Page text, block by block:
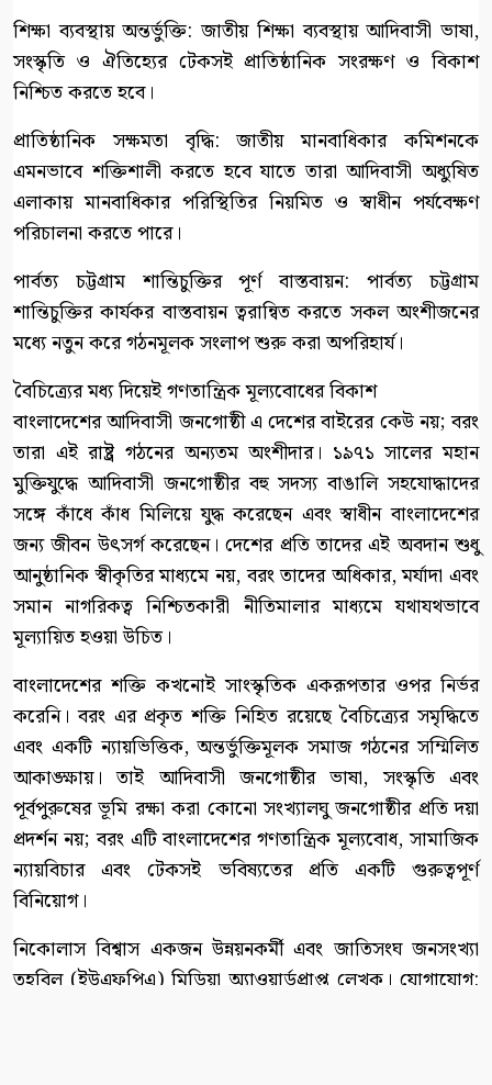
শিক্ষা ব্যবস্থায় অন্তর্ভুক্তি: জাতীয় শিক্ষা ব্যবস্থায় আদিবাসী ভাষা,
সংস্কৃতি ও ঐতিহ্যের টেকসই প্রাতিষ্ঠানিক সংরক্ষণ ও বিকাশ
নিশ্চিত করতে হবে।
প্রাতিষ্ঠানিক সক্ষমতা বৃদ্ধি: জাতীয় মানবাধিকার কমিশনকে
এমনভাবে শক্তিশালী করতে হবে যাতে তারা আদিবাসী অধ্যুষিত
এলাকায় মানবাধিকার পরিস্থিতির নিয়মিত ও স্বাধীন পর্যবেক্ষণ
পরিচালনা করতে পারে।
পার্বত্য চট্টগ্রাম শান্তিচুক্তির পূর্ণ বাস্তবায়ন: পার্বত্য চট্টগ্রাম
শান্তিচুক্তির কার্যকর বাস্তবায়ন ত্বরান্বিত করতে সকল অংশীজনের
মধ্যে নতুন করে গঠনমূলক সংলাপ শুরু করা অপরিহার্য।
বৈচিত্র্যের মধ্য দিয়েই গণতান্ত্রিক মূল্যবোধের বিকাশ
বাংলাদেশের আদিবাসী জনগোষ্ঠী এ দেশের বাইরের কেউ নয়; বরং
তারা এই রাষ্ট্র গঠনের অন্যতম অংশীদার। ১৯৭১ সালের মহান
মুক্তিযুদ্ধে আদিবাসী জনগোষ্ঠীর বহু সদস্য বাঙালি সহযোদ্ধাদের
সঙ্গে কাঁধে কাঁধ মিলিয়ে যুদ্ধ করেছেন এবং স্বাধীন বাংলাদেশের
জন্য জীবন উৎসর্গ করেছেন। দেশের প্রতি তাদের এই অবদান শুধু
আনুষ্ঠানিক স্বীকৃতির মাধ্যমে নয়, বরং তাদের অধিকার, মর্যাদা এবং
সমান নাগরিকত্ব নিশ্চিতকারী নীতিমালার মাধ্যমে যথাযথভাবে
মূল্যায়িত হওয়া উচিত।
বাংলাদেশের শক্তি কখনোই সাংস্কৃতিক একরূপতার ওপর নির্ভর
করেনি। বরং এর প্রকৃত শক্তি নিহিত রয়েছে বৈচিত্র্যের সমৃদ্ধিতে
এবং একটি ন্যায়ভিত্তিক, অন্তর্ভুক্তিমূলক সমাজ গঠনের সম্মিলিত
আকাঙ্ক্ষায়। তাই আদিবাসী জনগোষ্ঠীর ভাষা, সংস্কৃতি এবং
পূর্বপুরুষের ভূমি রক্ষা করা কোনো সংখ্যালঘু জনগোষ্ঠীর প্রতি দয়া
প্রদর্শন নয়; বরং এটি বাংলাদেশের গণতান্ত্রিক মূল্যবোধ, সামাজিক
ন্যায়বিচার এবং টেকসই ভবিষ্যতের প্রতি একটি গুরুত্বপূর্ণ
বিনিয়োগ।
নিকোলাস বিশ্বাস একজন উন্নয়নকর্মী এবং জাতিসংঘ জনসংখ্যা
তহবিল (ইউএফপিএ) মিডিয়া অ্যাওয়ার্ডপ্রাপ্ত লেখক। যোগাযোগ: